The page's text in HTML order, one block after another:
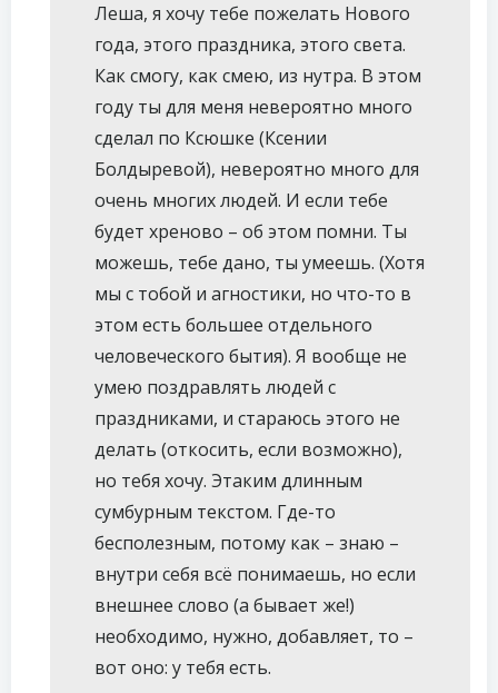
Леша, я хочу тебе пожелать Нового
года, этого праздника, этого света.
Как смогу, как смею, из нутра. В этом
году ты для меня невероятно много
сделал по Ксюшке (Ксении
Болдыревой), невероятно много для
очень многих людей. И если тебе
будет хреново – об этом помни. Ты
можешь, тебе дано, ты умеешь. (Хотя
мы с тобой и агностики, но что-то в
этом есть большее отдельного
человеческого бытия). Я вообще не
умею поздравлять людей с
праздниками, и стараюсь этого не
делать (откосить, если возможно),
но тебя хочу. Этаким длинным
сумбурным текстом. Где-то
бесполезным, потому как – знаю –
внутри себя всё понимаешь, но если
внешнее слово (а бывает же!)
необходимо, нужно, добавляет, то –
вот оно: у тебя есть.